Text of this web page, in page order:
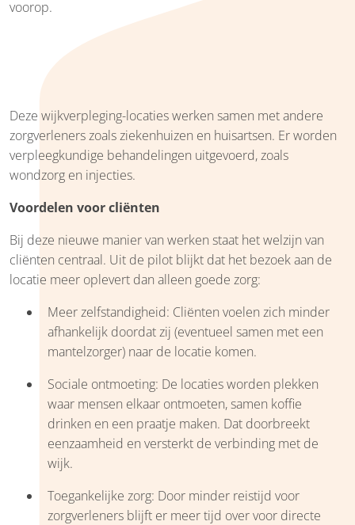
voorop.
Deze wijkverpleging-locaties werken samen met andere
zorgverleners zoals ziekenhuizen en huisartsen. Er worden
verpleegkundige behandelingen uitgevoerd, zoals
wondzorg en injecties.
Voordelen voor cliënten
Bij deze nieuwe manier van werken staat het welzijn van
cliënten centraal. Uit de pilot blijkt dat het bezoek aan de
locatie meer oplevert dan alleen goede zorg:
Meer zelfstandigheid: Cliënten voelen zich minder
afhankelijk doordat zij (eventueel samen met een
mantelzorger) naar de locatie komen.
Sociale ontmoeting: De locaties worden plekken
waar mensen elkaar ontmoeten, samen koffie
drinken en een praatje maken. Dat doorbreekt
eenzaamheid en versterkt de verbinding met de
wijk.
Toegankelijke zorg: Door minder reistijd voor
zorgverleners blijft er meer tijd over voor directe